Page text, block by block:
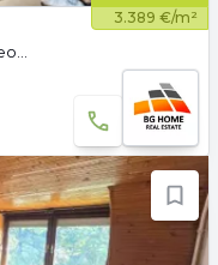
3.389 €/m²
Učiteljsko Naselje, Zvezdara opština, Beograd